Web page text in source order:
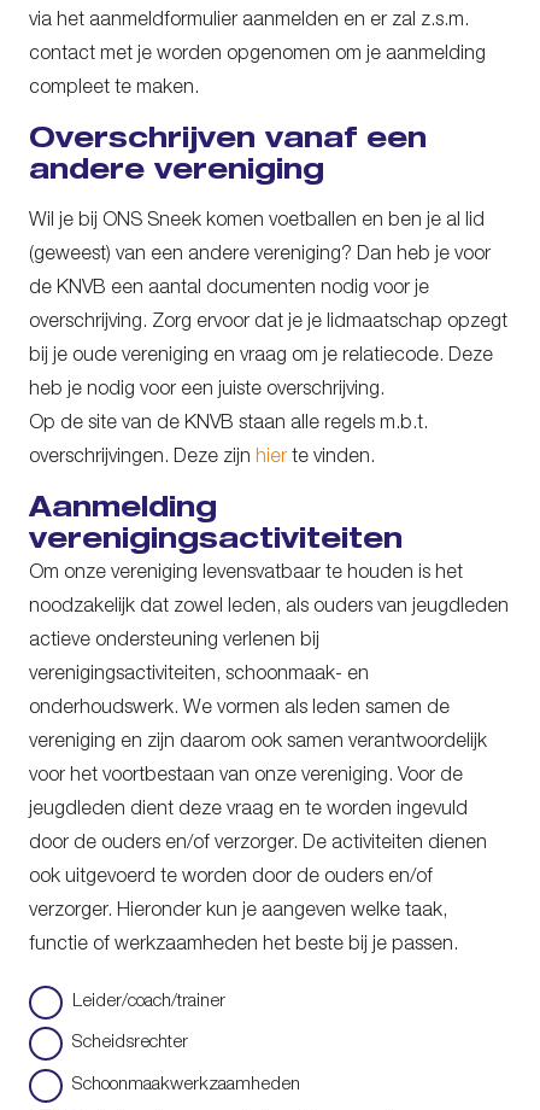
via het aanmeldformulier aanmelden en er zal z.s.m.
contact met je worden opgenomen om je aanmelding
compleet te maken.
Overschrijven vanaf een
andere vereniging
Wil je bij ONS Sneek komen voetballen en ben je al lid
(geweest) van een andere vereniging? Dan heb je voor
de KNVB een aantal documenten nodig voor je
overschrijving. Zorg ervoor dat je je lidmaatschap opzegt
bij je oude vereniging en vraag om je relatiecode. Deze
heb je nodig voor een juiste overschrijving.
Op de site van de KNVB staan alle regels m.b.t.
overschrijvingen. Deze zijn hier te vinden.
Aanmelding
verenigingsactiviteiten
Om onze vereniging levensvatbaar te houden is het
noodzakelijk dat zowel leden, als ouders van jeugdleden
actieve ondersteuning verlenen bij
verenigingsactiviteiten, schoonmaak- en
onderhoudswerk. We vormen als leden samen de
vereniging en zijn daarom ook samen verantwoordelijk
voor het voortbestaan van onze vereniging. Voor de
jeugdleden dient deze vraag en te worden ingevuld
door de ouders en/of verzorger. De activiteiten dienen
ook uitgevoerd te worden door de ouders en/of
verzorger. Hieronder kun je aangeven welke taak,
functie of werkzaamheden het beste bij je passen.
Aanmelding
verenigingsactiviteiten
Leider/coach/trainer
Scheidsrechter
Schoonmaakwerkzaamheden